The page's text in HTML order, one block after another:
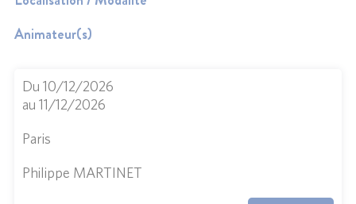
Animateur(s)
Du 10/12/2026
au 11/12/2026
Paris
Philippe MARTINET